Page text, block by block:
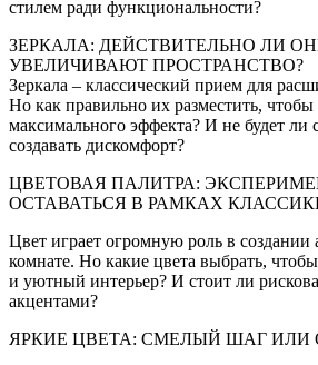
стилем ради функциональности?
ЗЕРКАЛА: ДЕЙСТВИТЕЛЬНО ЛИ
УВЕЛИЧИВАЮТ ПРОСТРАНСТВО?
Зеркала – классический прием для
Но как правильно их разместить, чтобы
максимального эффекта? И не будет ли
создавать дискомфорт?
ЦВЕТОВАЯ ПАЛИТРА:
ОСТАВАТЬСЯ В РАМКАХ
Цвет играет огромную роль в
комнате. Но какие цвета выбрать,
и уютный интерьер? И стоит ли
акцентами?
ЯРКИЕ ЦВЕТА: СМЕЛЫЙ ШАГ ИЛИ